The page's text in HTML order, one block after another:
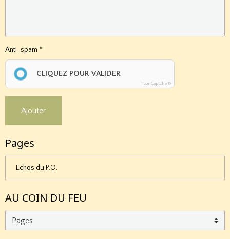
Anti-spam
CLIQUEZ POUR VALIDER
IconCaptcha ©
Ajouter
Pages
Echos du P.O.
AU COIN DU FEU